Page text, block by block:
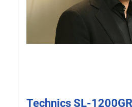
Technics SL-